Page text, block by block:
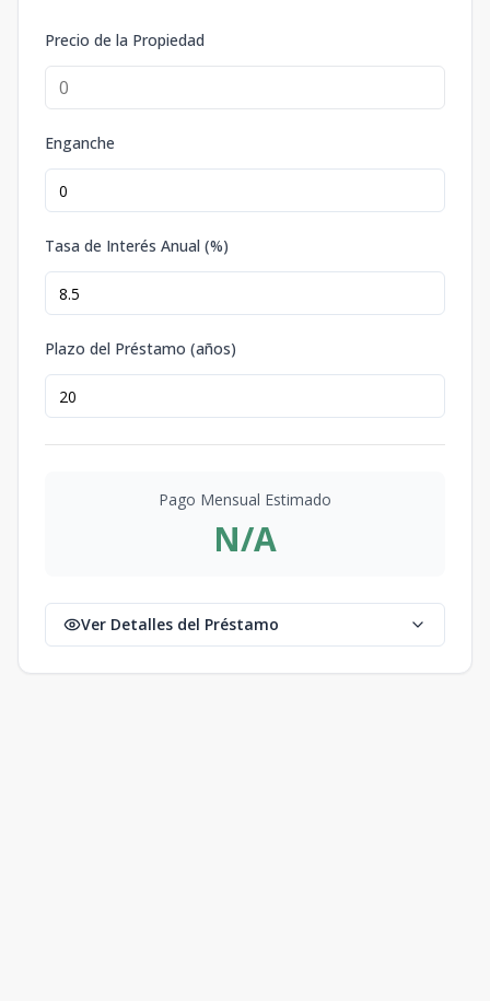
Precio de la Propiedad
Enganche
Tasa de Interés Anual (%)
Plazo del Préstamo (años)
Pago Mensual Estimado
N/A
Ver Detalles del Préstamo